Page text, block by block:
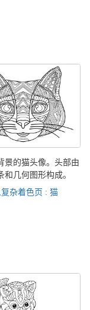
景的猫头像。头部由
和几何图形构成。
杂着色页 : 猫